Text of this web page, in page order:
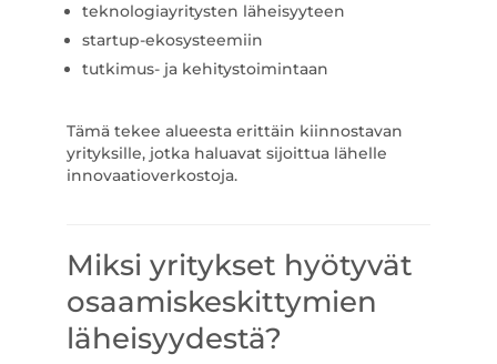
teknologiayritysten läheisyyteen
startup-ekosysteemiin
tutkimus- ja kehitystoimintaan
Tämä tekee alueesta erittäin kiinnostavan
yrityksille, jotka haluavat sijoittua lähelle
innovaatioverkostoja.
Miksi yritykset hyötyvät
osaamiskeskittymien
läheisyydestä?